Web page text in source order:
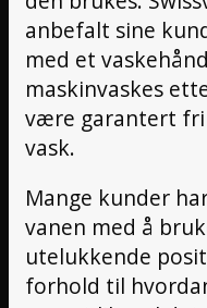
anbefalt sine
med et
maskinvaskes
være garantert
vask.
Mange kunder
vanen med å
utelukkende
forhold til